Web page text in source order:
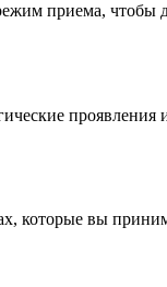
приема, чтобы
проявления
которые вы